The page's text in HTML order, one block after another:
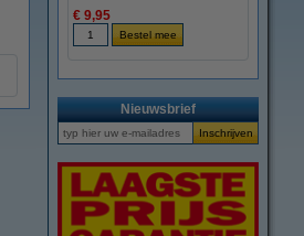
€ 9,95
Nieuwsbrief